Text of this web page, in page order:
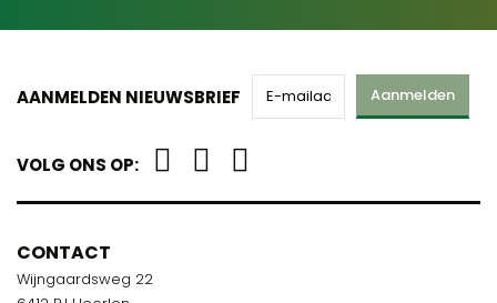
AANMELDEN NIEUWSBRIEF Aanmelden
VOLG ONS OP:
CONTACT
Wijngaardsweg 22